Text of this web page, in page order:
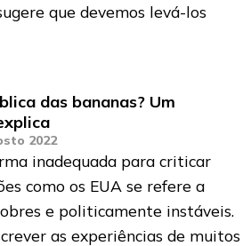
que devemos levá-los
das bananas? Um
2022
inadequada para criticar
como os EUA se refere a
e politicamente instáveis.
as experiências de muitos